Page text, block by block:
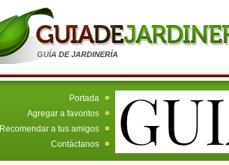
GUÍA DE JARDINERÍA
Portada
Agregar a favoritos
Recomendar a tus amigos
Contáctanos